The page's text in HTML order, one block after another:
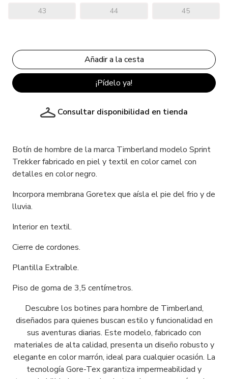
43 44 45
¡Pídelo ya!
Consultar disponibilidad en tienda
Botín de hombre de la marca Timberland modelo Sprint
Trekker fabricado en piel y textil en color camel con
detalles en color negro.
Incorpora membrana Goretex que aísla el pie del frio y de
lluvia.
Interior en textil.
Cierre de cordones.
Plantilla Extraíble.
Piso de goma de 3,5 centímetros.
Descubre los botines para hombre de Timberland,
diseñados para quienes buscan estilo y funcionalidad en
sus aventuras diarias. Este modelo, fabricado con
materiales de alta calidad, presenta un diseño robusto y
elegante en color marrón, ideal para cualquier ocasión. La
tecnología Gore-Tex garantiza impermeabilidad y